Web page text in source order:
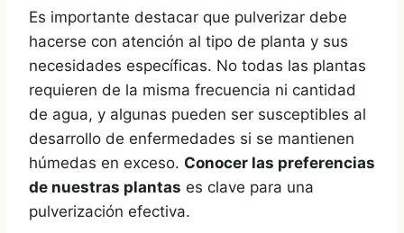
Es importante destacar que pulverizar debe
hacerse con atención al tipo de planta y sus
necesidades específicas. No todas las plantas
requieren de la misma frecuencia ni cantidad
de agua, y algunas pueden ser susceptibles al
desarrollo de enfermedades si se mantienen
húmedas en exceso. Conocer las preferencias
de nuestras plantas es clave para una
pulverización efectiva.